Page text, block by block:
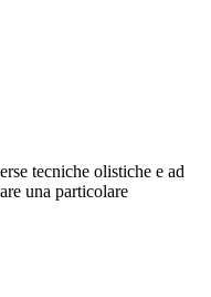
tecniche olistiche e ad
una particolare